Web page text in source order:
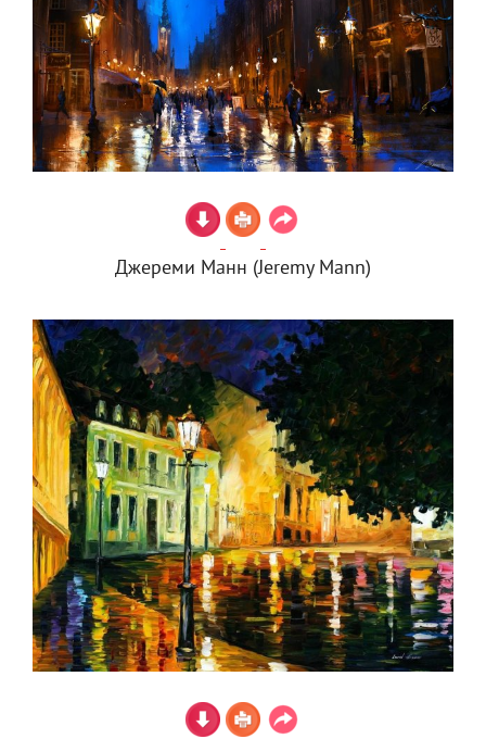
Джереми Манн (Jeremy Mann)